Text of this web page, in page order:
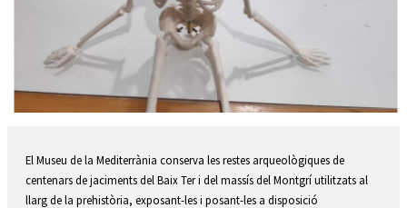
El Museu de la Mediterrània conserva les restes arqueològiques de
centenars de jaciments del Baix Ter i del massís del Montgrí utilitzats al
llarg de la prehistòria, exposant-les i posant-les a disposició